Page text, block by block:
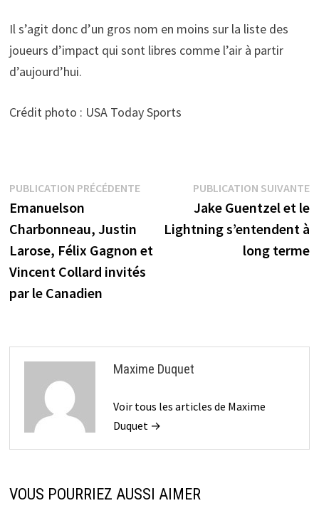
Il s’agit donc d’un gros nom en moins sur la liste des
joueurs d’impact qui sont libres comme l’air à partir
d’aujourd’hui.
Crédit photo : USA Today Sports
Navigation
de
l’article
PUBLICATION PRÉCÉDENTEPublication
précédente :
Emanuelson
Charbonneau, Justin
Larose, Félix Gagnon et
Vincent Collard invités
par le Canadien
PUBLICATION SUIVANTE
Jake Guentzel et le
Lightning s’entendent à
long terme
Maxime Duquet
Voir tous les articles de Maxime
Duquet →
VOUS POURRIEZ AUSSI AIMER